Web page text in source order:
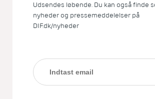
Udsendes løbende. Du kan også finde
nyheder og pressemeddelelser på
DIF.dk/nyheder